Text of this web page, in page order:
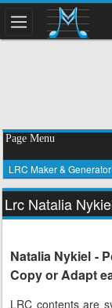
Page Menu
LRC Maker & Generator
Lrc Natalia
Natalia Nykiel -
Copy or Adapt
LRC contents are